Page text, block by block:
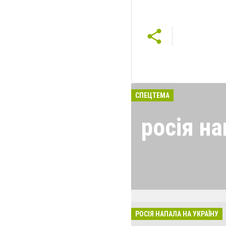
СПЕЦТЕМА
росія
розкрадати
РОСІЯ НАПАЛА НА УКРАЇНУ